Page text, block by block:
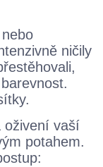
ničily
oživení vaší
potahem.